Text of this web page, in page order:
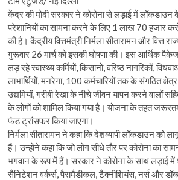
केंद्र की मोदी सरकार ने कोरोना से लड़ाई में लॉकडाउन
परेशानियों का सामना करने के लिए 1 लाख 70 हजार
की है। केंद्रीय वित्तमंत्री निर्मला सीतारामन और वित्त
गुरूवार 26 मार्च को इसकी घोषणा की। इस आर्थिक
लड़ रहे स्वास्थ्य कर्मियों, किसानों, वरिष्ठ नागरिकों,
लाभार्थियों, मनरेगा, 100 कर्मचारियों तक के संगठित
उद्यमियों, गरीबी रेखा के नीचे जीवन यापन करने वालों
के लोगों को शामिल किया गया है। योजना के तहत
फंड ट्रांसफर किया जाएगा।
निर्मला सीतारामन ने कहा कि देशव्यापी लॉकडाउन को
हैं। उन्होंने कहा कि जो लोग सीधे तौर पर कोरोना का
भगवान के रूप में हैं। सरकार ने कोरोना के साथ लड़ाई में
सैनिटेशन वर्कर्स, पैरामैडीकल, टैक्नीशियंस, नर्स और